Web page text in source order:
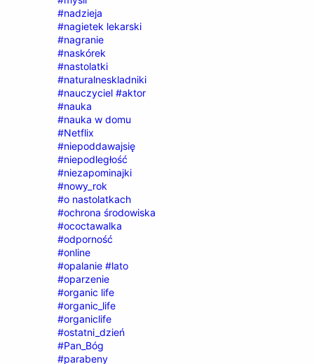
#nadzieja
#nagietek lekarski
#nagranie
#naskórek
#nastolatki
#naturalneskladniki
#nauczyciel #aktor
#nauka
#nauka w domu
#Netflix
#niepoddawajsię
#niepodległość
#niezapominajki
#nowy_rok
#o nastolatkach
#ochrona środowiska
#ococtawalka
#odporność
#online
#opalanie #lato
#oparzenie
#organic life
#organic_life
#organiclife
#ostatni_dzień
#Pan_Bóg
#parabeny